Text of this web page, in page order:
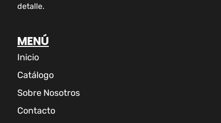
detalle.
MENÚ
Inicio
Catálogo
Sobre Nosotros
Contacto